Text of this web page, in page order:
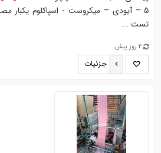
تست ...
2 روز پیش
جزئیات